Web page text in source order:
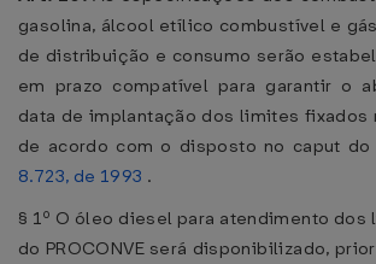
gasolina, álcool etílico combustível e
de distribuição e consumo serão
em prazo compatível para garantir o
data de implantação dos limites fixados
de acordo com o disposto no caput do
8.723, de 1993 .
§ 1º O óleo diesel para atendimento dos
do PROCONVE será disponibilizado,